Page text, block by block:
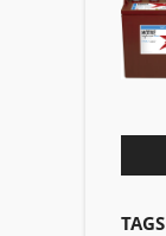
TAGS